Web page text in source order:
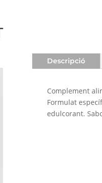
Descripció
Complement
Formulat
edulcorant.